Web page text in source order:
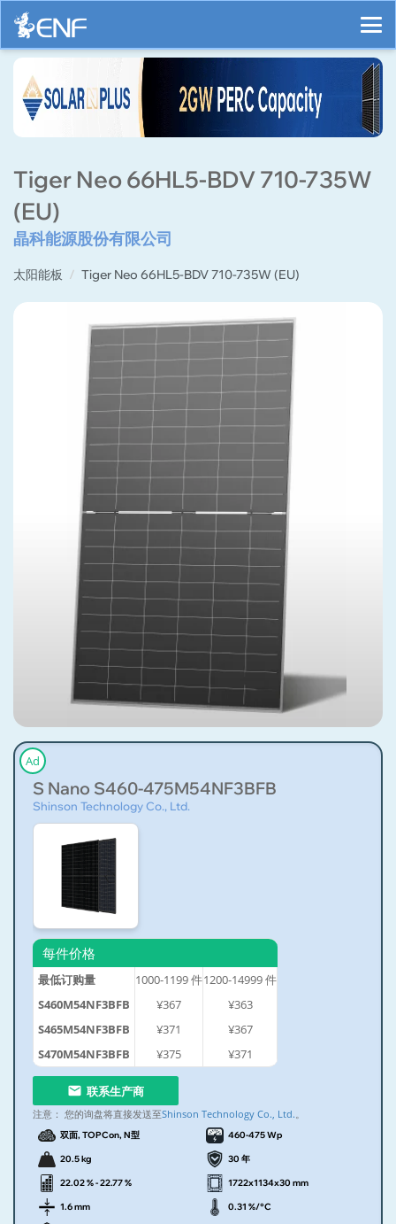
Tiger Neo 66HL5-BDV 710-735W
(EU)
晶科能源股份有限公司
太阳能板 Tiger Neo 66HL5-BDV 710-735W (EU)
Ad
S Nano S460-475M54NF3BFB
Shinson Technology Co., Ltd.
每件价格
最低订购量 1000-1199件1200-14999件
S460M54NF3BFB
¥367
¥363
S465M54NF3BFB
¥371
¥367
S470M54NF3BFB
¥375 ¥371
联系生产商
注意： 您的询盘将直接发送至Shinson Technology Co., Ltd.。
双面, TOPCon, N型 460-475 Wp
20.5 kg 30 年
22.02 % - 22.77 % 1722x1134x30 mm
1.6 mm 0.31 %/°C